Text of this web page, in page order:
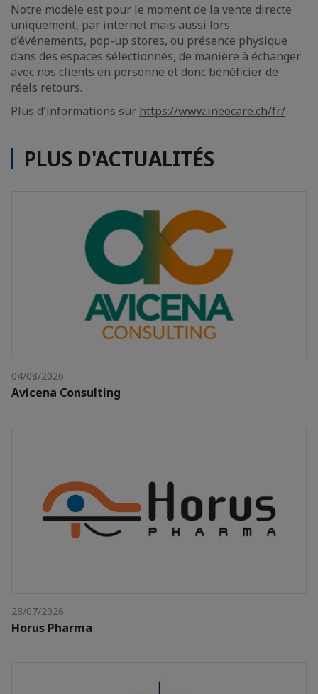
Notre modèle est pour le moment de la vente directe
uniquement, par internet mais aussi lors
d’événements, pop-up stores, ou présence physique
dans des espaces sélectionnés, de manière à échanger
avec nos clients en personne et donc bénéficier de
réels retours.
Plus d'informations sur https://www.ineocare.ch/fr/
PLUS D'ACTUALITÉS
04/08/2026
Avicena Consulting
28/07/2026
Horus Pharma